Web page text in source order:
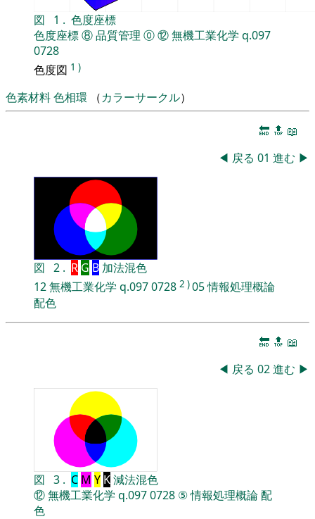
図 1 . 色度座標
色度座標⑧品質管理 ⓪⑫無機工業化学 q.097
0728
色度図 1 )
色素材料色相環 （カラーサークル）
🔚 🔝 📖
◀ 戻る 01 進む ▶
図 2 . R G B加法混色
12無機工業化学 q.0970728 2 )05情報処理概論
配色
🔚 🔝 📖
◀ 戻る 02進む ▶
図 3 . C M Y K減法混色
⑫無機工業化学 q.0970728 ⑤情報処理概論配
色